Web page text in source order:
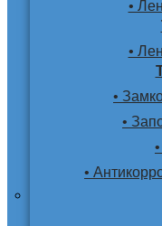
•
•
•
•
•
•